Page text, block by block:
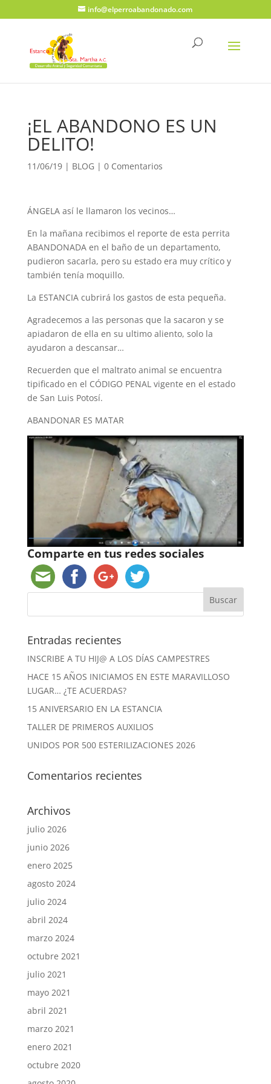
info@elperroabandonado.com
¡EL ABANDONO ES UN
DELITO!
11/06/19| BLOG | 0 Comentarios
ÁNGELA así le llamaron los vecinos…
En la mañana recibimos el reporte de esta perrita
ABANDONADA en el baño de un departamento,
pudieron sacarla, pero su estado era muy crítico y
también tenía moquillo.
La ESTANCIA cubrirá los gastos de esta pequeña.
Agradecemos a las personas que la sacaron y se
apiadaron de ella en su ultimo aliento, solo la
ayudaron a descansar…
Recuerden que el maltrato animal se encuentra
tipificado en el CÓDIGO PENAL vigente en el estado
de San Luis Potosí.
ABANDONAR ES MATAR
Comparte en tus redes sociales
Entradas recientes
INSCRIBE A TU HIJ@ A LOS DÍAS CAMPESTRES
HACE 15 AÑOS INICIAMOS EN ESTE MARAVILLOSO
LUGAR… ¿TE ACUERDAS?
15 ANIVERSARIO EN LA ESTANCIA
TALLER DE PRIMEROS AUXILIOS
UNIDOS POR 500 ESTERILIZACIONES 2026
Comentarios recientes
Archivos
julio 2026
junio 2026
enero 2025
agosto 2024
julio 2024
abril 2024
marzo 2024
octubre 2021
julio 2021
mayo 2021
abril 2021
marzo 2021
enero 2021
octubre 2020